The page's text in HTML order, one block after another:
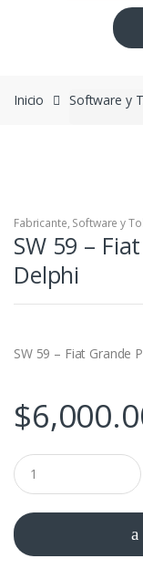
Inicio Software y
Fabricante, Software y
SW 59 –
Delphi
SW 59 – Fiat Grande
$
SW
59
Fiat
Grande
Punto
BSI